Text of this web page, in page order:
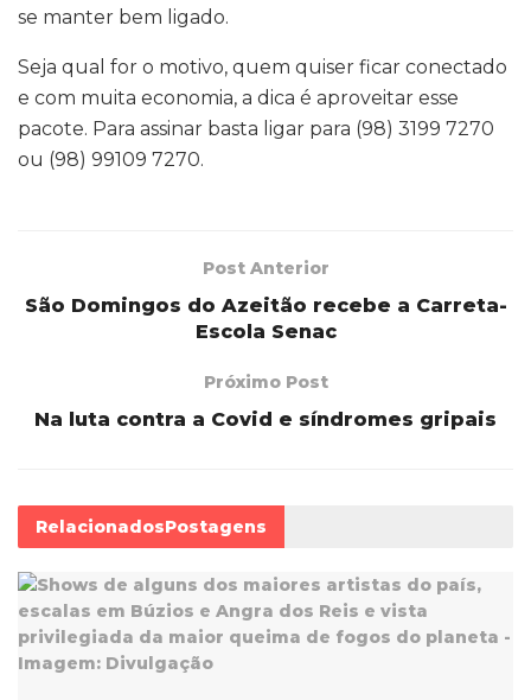
se manter bem ligado.
Seja qual for o motivo, quem quiser ficar conectado
e com muita economia, a dica é aproveitar esse
pacote. Para assinar basta ligar para (98) 3199 7270
ou (98) 99109 7270.
Post Anterior
São Domingos do Azeitão recebe a Carreta-
Escola Senac
Próximo Post
Na luta contra a Covid e síndromes gripais
RelacionadosPostagens